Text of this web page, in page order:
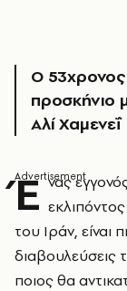
Ο 53χρονος
προσκήνιο
Αλί Χαμενεΐ
Έ νας
του Ιράν, είναι
ποιος θα